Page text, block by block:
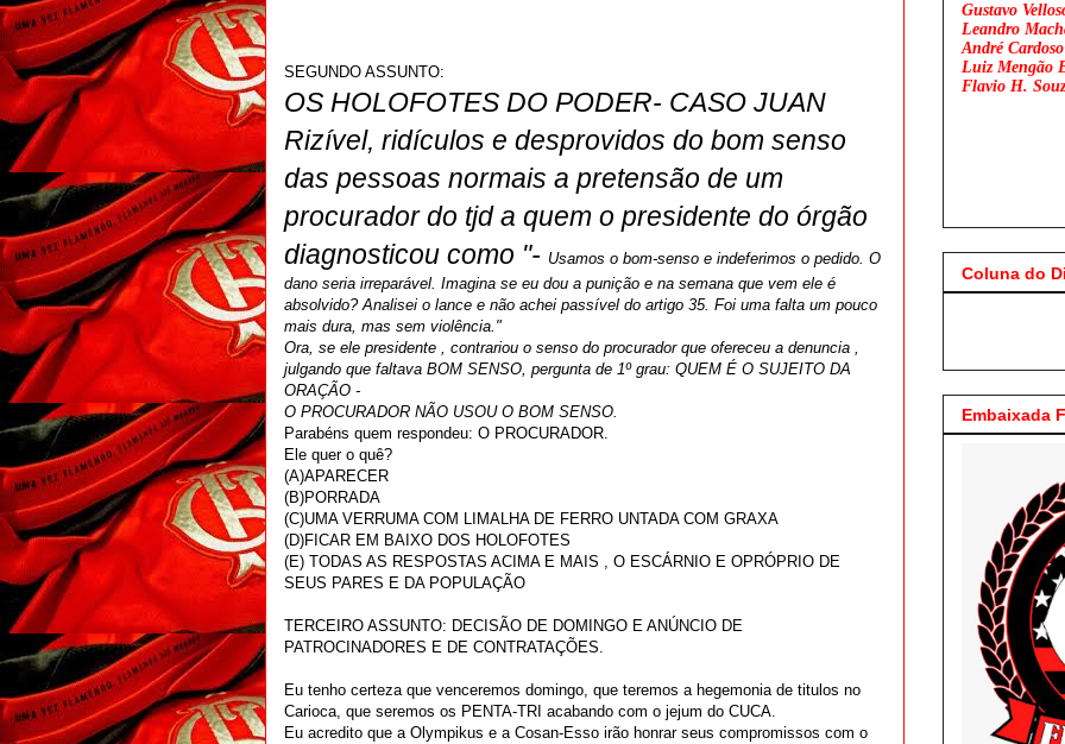
SEGUNDO ASSUNTO:
OS HOLOFOTES DO PODER- CASO JUAN
Rizível, ridículos e desprovidos do bom senso
das pessoas normais a pretensão de um
procurador do tjd a quem o presidente do órgão
diagnosticou como "- Usamos o bom-senso e indeferimos o pedido. O
dano seria irreparável. Imagina se eu dou a punição e na semana que vem ele é
absolvido? Analisei o lance e não achei passível do artigo 35. Foi uma falta um pouco
mais dura, mas sem violência."
Ora, se ele presidente , contrariou o senso do procurador que ofereceu a denuncia ,
julgando que faltava BOM SENSO, pergunta de 1º grau: QUEM É O SUJEITO DA
ORAÇÃO -
O PROCURADOR NÃO USOU O BOM SENSO.
Parabéns quem respondeu: O PROCURADOR.
Ele quer o quê?
(A)APARECER
(B)PORRADA
(C)UMA VERRUMA COM LIMALHA DE FERRO UNTADA COM GRAXA
(D)FICAR EM BAIXO DOS HOLOFOTES
(E) TODAS AS RESPOSTAS ACIMA E MAIS , O ESCÁRNIO E OPRÓPRIO DE
SEUS PARES E DA POPULAÇÃO
TERCEIRO ASSUNTO: DECISÃO DE DOMINGO E ANÚNCIO DE
PATROCINADORES E DE CONTRATAÇÕES.
Eu tenho certeza que venceremos domingo, que teremos a hegemonia de titulos no
Carioca, que seremos os PENTA-TRI acabando com o jejum do CUCA.
Eu acredito que a Olympikus e a Cosan-Esso irão honrar seus compromissos com o
Gustavo
Leandro
André Cardoso
Luiz Mengão
Flavio H.
Coluna do
Embaixada